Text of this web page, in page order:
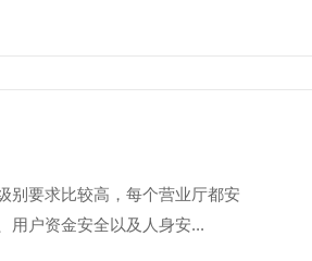
别要求比较高，每个营业厅都安
用户资金安全以及人身安...